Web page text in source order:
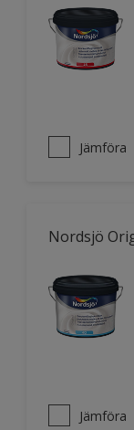
Jämföra
Nordsjö
Jämföra